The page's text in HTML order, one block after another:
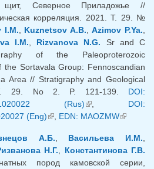
щит, Северное Приладожье //
корреляция. 2021. Т. 29. №
I.M. Kuznetsov A.B. ,Azimov P.Ya.
I.M. Rizvanova N.G. Sr and C
of the Paleoproterozoic
the Sortavala Group: Fennoscandian
Area // Stratigraphy and Geological
29. No 2. P. 121-139. DOI:
(Rus)(внешняя
ссылка)
DOI:
(Eng)(внешняя ссылка)
EDN: MAOZMW
А.Б. Васильева И.М.
Н.Г.
Константинова Г.В.
пород камовской серии,